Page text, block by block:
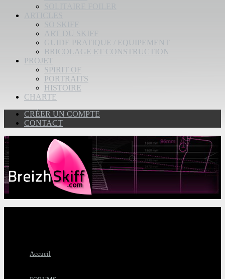
SO SKIFF
ART DU SKIFF
GUIDE PRATIQUE / EQUIPEMENT
BRICOLAGE ET CONSTRUCTION
PROJET
SPIRIT OF
PORTRAITS
HISTOIRE
CHARTE
CRÉER UN COMPTE
CONTACT
Accueil